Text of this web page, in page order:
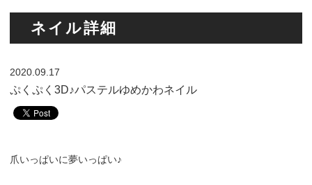
ネイル詳細
2020.09.17
ぷくぷく3D♪パステルゆめかわネイル
爪いっぱいに夢いっぱい♪